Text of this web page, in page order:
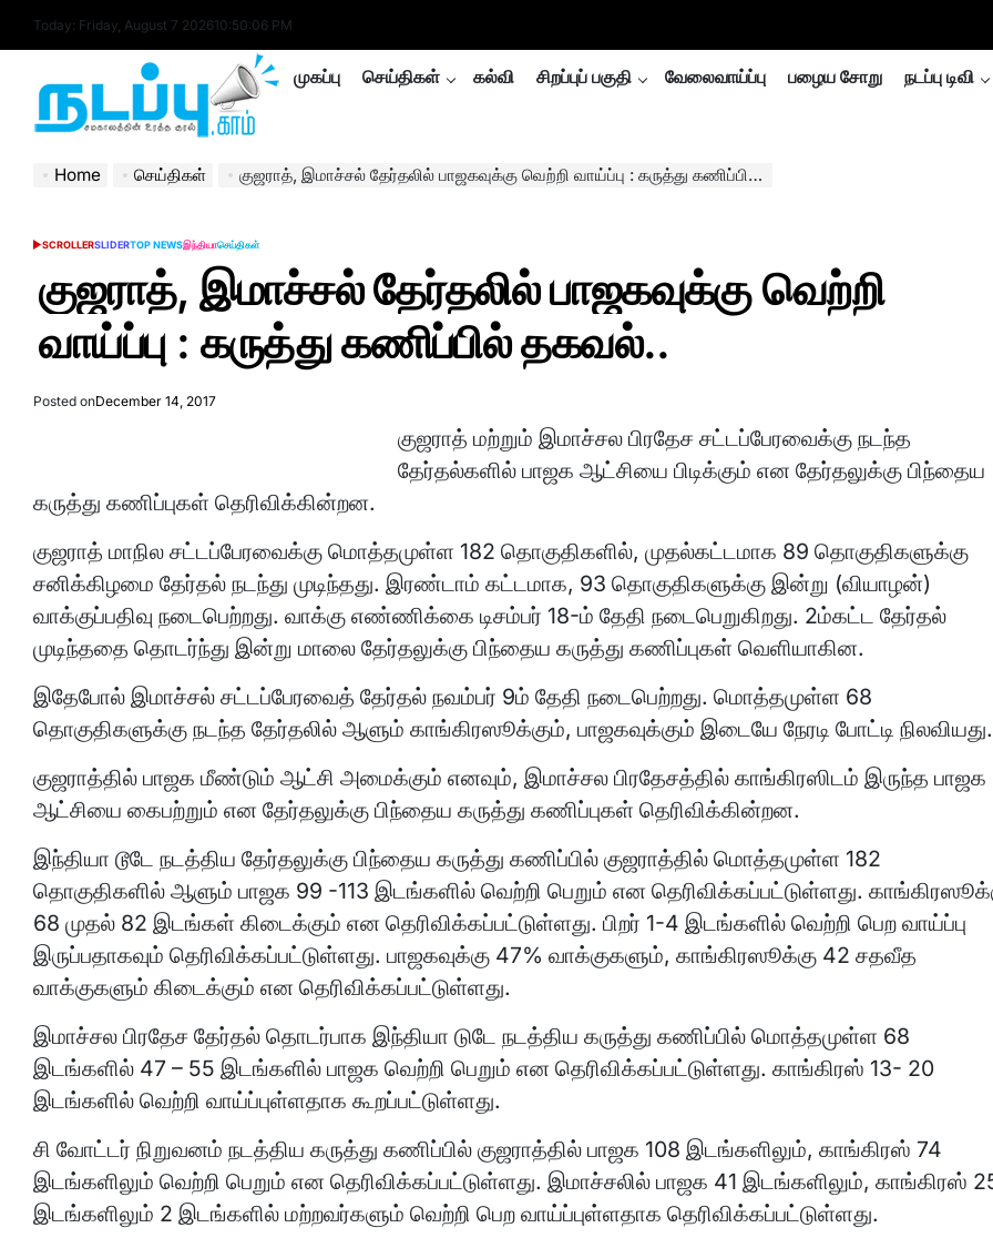
Today: Friday, August 7 202610:50:07 PM
nadappu.com
முகப்பு செய்திகள் கல்வி சிறப்புப் பகுதி வேலைவாய்ப்பு பழைய சோறு நடப்பு டிவி
Home செய்திகள் குஜராத், இமாச்சல் தேர்தலில் பாஜகவுக்கு வெற்றி வாய்ப்பு : கருத்து கணிப்பில் தகவல்..
POSTED
SCROLLERSLIDERTOP NEWSஇந்தியாசெய்திகள்
குஜராத், இமாச்சல் தேர்தலில் பாஜகவுக்கு வெற்றி
வாய்ப்பு : கருத்து கணிப்பில் தகவல்..
Posted onDecember 14, 2017
குஜராத் மற்றும் இமாச்சல பிரதேச சட்டப்பேரவைக்கு நடந்த
தேர்தல்களில் பாஜக ஆட்சியை பிடிக்கும் என தேர்தலுக்கு பிந்தைய
கருத்து கணிப்புகள் தெரிவிக்கின்றன.
குஜராத் மாநில சட்டப்பேரவைக்கு மொத்தமுள்ள 182 தொகுதிகளில், முதல்கட்டமாக 89 தொகுதிகளுக்கு
சனிக்கிழமை தேர்தல் நடந்து முடிந்தது. இரண்டாம் கட்டமாக, 93 தொகுதிகளுக்கு இன்று (வியாழன்)
வாக்குப்பதிவு நடைபெற்றது. வாக்கு எண்ணிக்கை டிசம்பர் 18-ம் தேதி நடைபெறுகிறது. 2ம்கட்ட தேர்தல்
முடிந்ததை தொடர்ந்து இன்று மாலை தேர்தலுக்கு பிந்தைய கருத்து கணிப்புகள் வெளியாகின.
இதேபோல் இமாச்சல் சட்டப்பேரவைத் தேர்தல் நவம்பர் 9ம் தேதி நடைபெற்றது. மொத்தமுள்ள 68
தொகுதிகளுக்கு நடந்த தேர்தலில் ஆளும் காங்கிரஸூக்கும், பாஜகவுக்கும் இடையே நேரடி போட்டி நிலவியது.
குஜராத்தில் பாஜக மீண்டும் ஆட்சி அமைக்கும் எனவும், இமாச்சல பிரதேசத்தில் காங்கிரஸிடம் இருந்த பாஜக
ஆட்சியை கைபற்றும் என தேர்தலுக்கு பிந்தைய கருத்து கணிப்புகள் தெரிவிக்கின்றன.
இந்தியா டூடே நடத்திய தேர்தலுக்கு பிந்தைய கருத்து கணிப்பில் குஜராத்தில் மொத்தமுள்ள 182
தொகுதிகளில் ஆளும் பாஜக 99 -113 இடங்களில் வெற்றி பெறும் என தெரிவிக்கப்பட்டுள்ளது.
68 முதல் 82 இடங்கள் கிடைக்கும் என தெரிவிக்கப்பட்டுள்ளது. பிறர் 1-4 இடங்களில் வெற்றி பெற வாய்ப்பு
இருப்பதாகவும் தெரிவிக்கப்பட்டுள்ளது. பாஜகவுக்கு 47% வாக்குகளும், காங்கிரஸூக்கு 42 சதவீத
வாக்குகளும் கிடைக்கும் என தெரிவிக்கப்பட்டுள்ளது.
இமாச்சல பிரதேச தேர்தல் தொடர்பாக இந்தியா டுடே நடத்திய கருத்து கணிப்பில் மொத்தமுள்ள 68
இடங்களில் 47 – 55 இடங்களில் பாஜக வெற்றி பெறும் என தெரிவிக்கப்பட்டுள்ளது. காங்கிரஸ் 13- 20
இடங்களில் வெற்றி வாய்ப்புள்ளதாக கூறப்பட்டுள்ளது.
சி வோட்டர் நிறுவனம் நடத்திய கருத்து கணிப்பில் குஜராத்தில் பாஜக 108 இடங்களிலும், காங்கிரஸ் 74
இடங்களிலும் வெற்றி பெறும் என தெரிவிக்கப்பட்டுள்ளது. இமாச்சலில் பாஜக 41 இடங்களிலும், காங்கிரஸ்
இடங்களிலும் 2 இடங்களில் மற்றவர்களும் வெற்றி பெற வாய்ப்புள்ளதாக தெரிவிக்கப்பட்டுள்ளது.